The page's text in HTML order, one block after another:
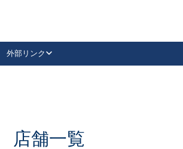
抗ウイルス・抗菌製品
外部リンク
LinkedIn店舗一覧